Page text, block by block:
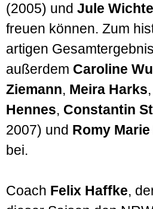
(2005) und Jule
freuen können. Zum
artigen
außerdem Caroline
Ziemann, Meira Harks,
Hennes, Constantin
2007) und Romy
bei.
Coach Felix Haffke,